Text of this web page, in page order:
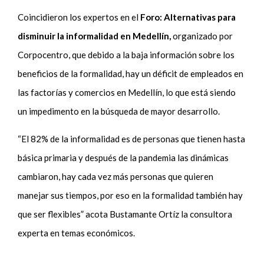
Coincidieron los expertos en el Foro: Alternativas para
disminuir la informalidad en Medellín,organizado por
Corpocentro, que debido a la baja información sobre los
beneficios de la formalidad, hay un déficit de empleados en
las factorías y comercios en Medellín, lo que está siendo
un impedimento en la búsqueda de mayor desarrollo.
“El 82% de la informalidad es de personas que tienen hasta
básica primaria y después de la pandemia las dinámicas
cambiaron, hay cada vez más personas que quieren
manejar sus tiempos, por eso en la formalidad también hay
que ser flexibles” acota Bustamante Ortíz la consultora
experta en temas económicos.